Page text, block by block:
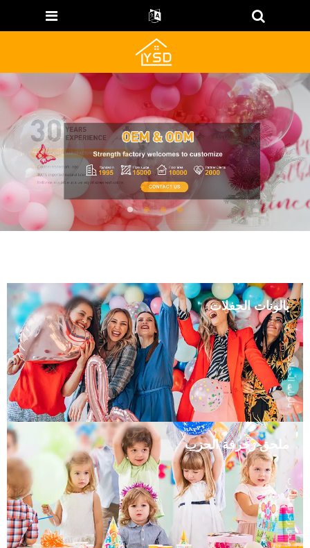
بالونات الحفلات
بالونات الحفلات
ملحق زخرفة الحزب
ملحق زخرفة الحزب